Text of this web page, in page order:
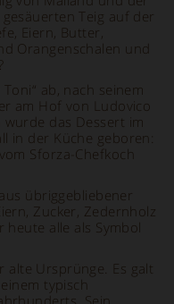
Teig auf der
Eiern, Butter,
Orangenschalen und
ab, nach seinem
am Hof von Ludovico
das Dessert im
in der Küche geboren:
Sforza-Chefkoch
übriggebliebener
Zucker, Zedernholz
heute alle als Symbol
alte Ursprünge. Es galt
typisch
Sein